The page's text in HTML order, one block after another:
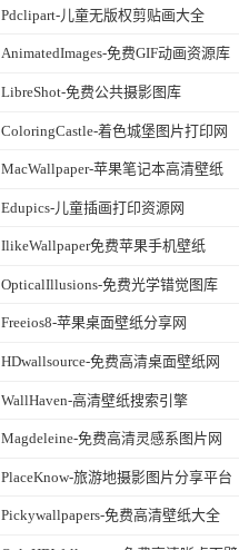
Pdclipart-儿童无版权剪贴画大全
AnimatedImages-免费GIF动画资源库
LibreShot-免费公共摄影图库
ColoringCastle-着色城堡图片打印网
MacWallpaper-苹果笔记本高清壁纸
Edupics-儿童插画打印资源网
IlikeWallpaper免费苹果手机壁纸
OpticalIllusions-免费光学错觉图库
Freeios8-苹果桌面壁纸分享网
HDwallsource-免费高清桌面壁纸网
WallHaven-高清壁纸搜索引擎
Magdeleine-免费高清灵感系图片网
PlaceKnow-旅游地摄影图片分享平台
Pickywallpapers-免费高清壁纸大全